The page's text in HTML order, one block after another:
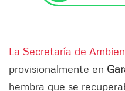
La Secretaría de
provisionalmente en
hembra que se